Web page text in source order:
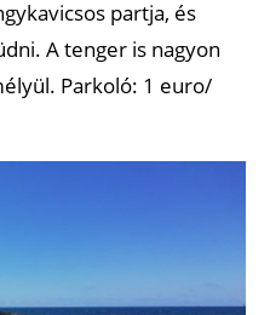
partja, és
A tenger is nagyon
Parkoló: 1 euro/